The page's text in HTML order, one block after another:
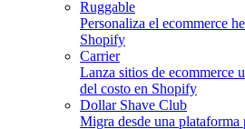
Ruggable
Personaliza el ecommerce
Shopify
Carrier
Lanza sitios de ecommerce
del costo en Shopify
Dollar Shave Club
Migra desde una